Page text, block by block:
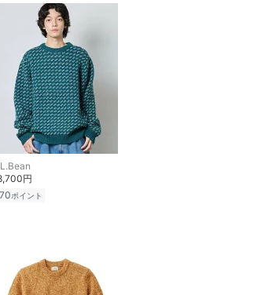
円
ポイント